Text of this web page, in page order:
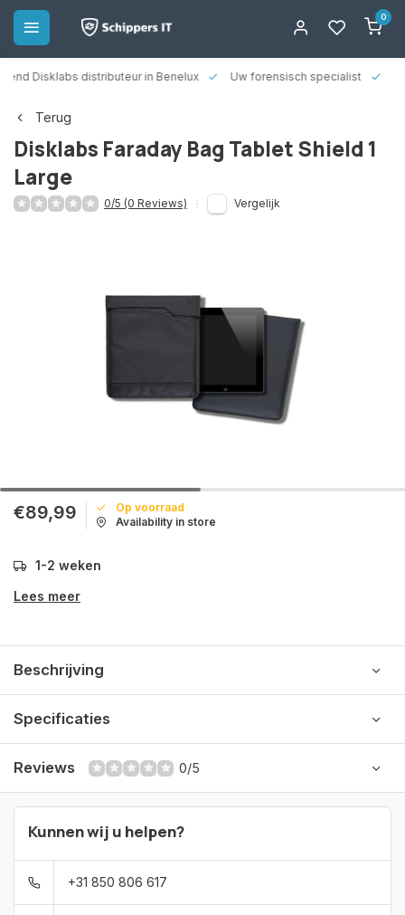
0
Disklabs distributeur in Benelux Uw forensisch specialist
Terug
Disklabs Faraday Bag Tablet Shield 1
Large
0/5 (0 Reviews) Vergelijk
€89,99
Op voorraad
Availability in store
1-2 weken
Lees meer
Beschrijving
Specificaties
Reviews 0/5
Kunnen wij u helpen?
+31 850 806 617